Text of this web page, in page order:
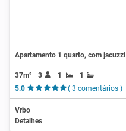
Apartamento 1 quarto, com jacuzzi
37m² 3 1
1
5.0
( 3 comentários )
Vrbo
Detalhes